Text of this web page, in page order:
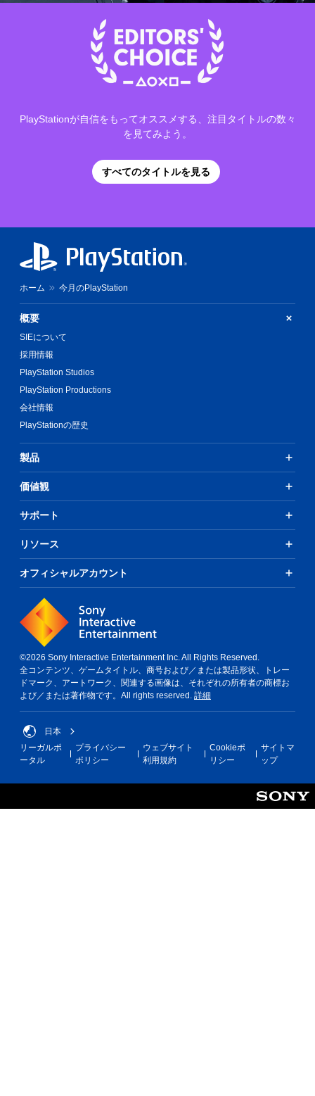
PlayStationが自信をもってオススメする、注目タイトルの数々
を見てみよう。
すべてのタイトルを見る
ホーム 今月のPlayStation
概要
SIEについて
採用情報
PlayStation Studios
PlayStation Productions
会社情報
PlayStationの歴史
製品
価値観
サポート
リソース
オフィシャルアカウント
©2026 Sony Interactive Entertainment Inc. All Rights Reserved.
全コンテンツ、ゲームタイトル、商号および／または製品形状、トレー
ドマーク、アートワーク、関連する画像は、それぞれの所有者の商標お
よび／または著作物です。All rights reserved. 詳細
日本
リーガルポ
ータル
プライバシー
ポリシー
ウェブサイト
利用規約
Cookieポ
リシー
サイトマ
ップ